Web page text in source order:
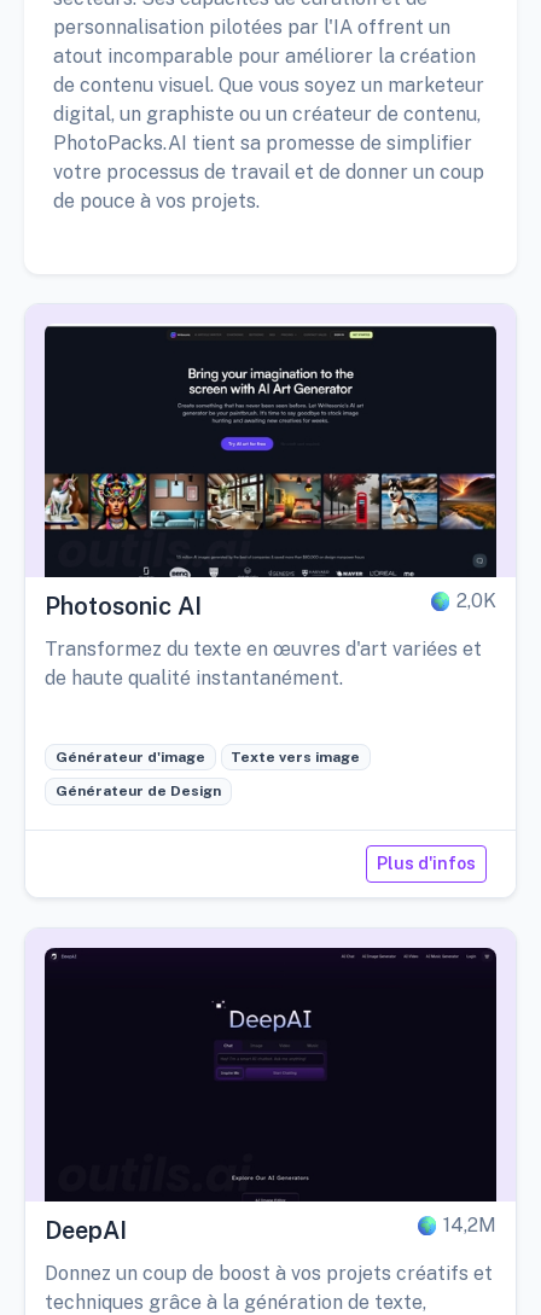
personnalisation pilotées par l'IA offrent un
atout incomparable pour améliorer la création
de contenu visuel. Que vous soyez un marketeur
digital, un graphiste ou un créateur de contenu,
PhotoPacks.AI tient sa promesse de simplifier
votre processus de travail et de donner un coup
de pouce à vos projets.
Photosonic AI 2,0K
Transformez du texte en œuvres d'art variées et
de haute qualité instantanément.
Générateur d'image Texte vers image
Générateur de Design
Plus d'infos
DeepAI 14,2M
Donnez un coup de boost à vos projets créatifs et
techniques grâce à la génération de texte,